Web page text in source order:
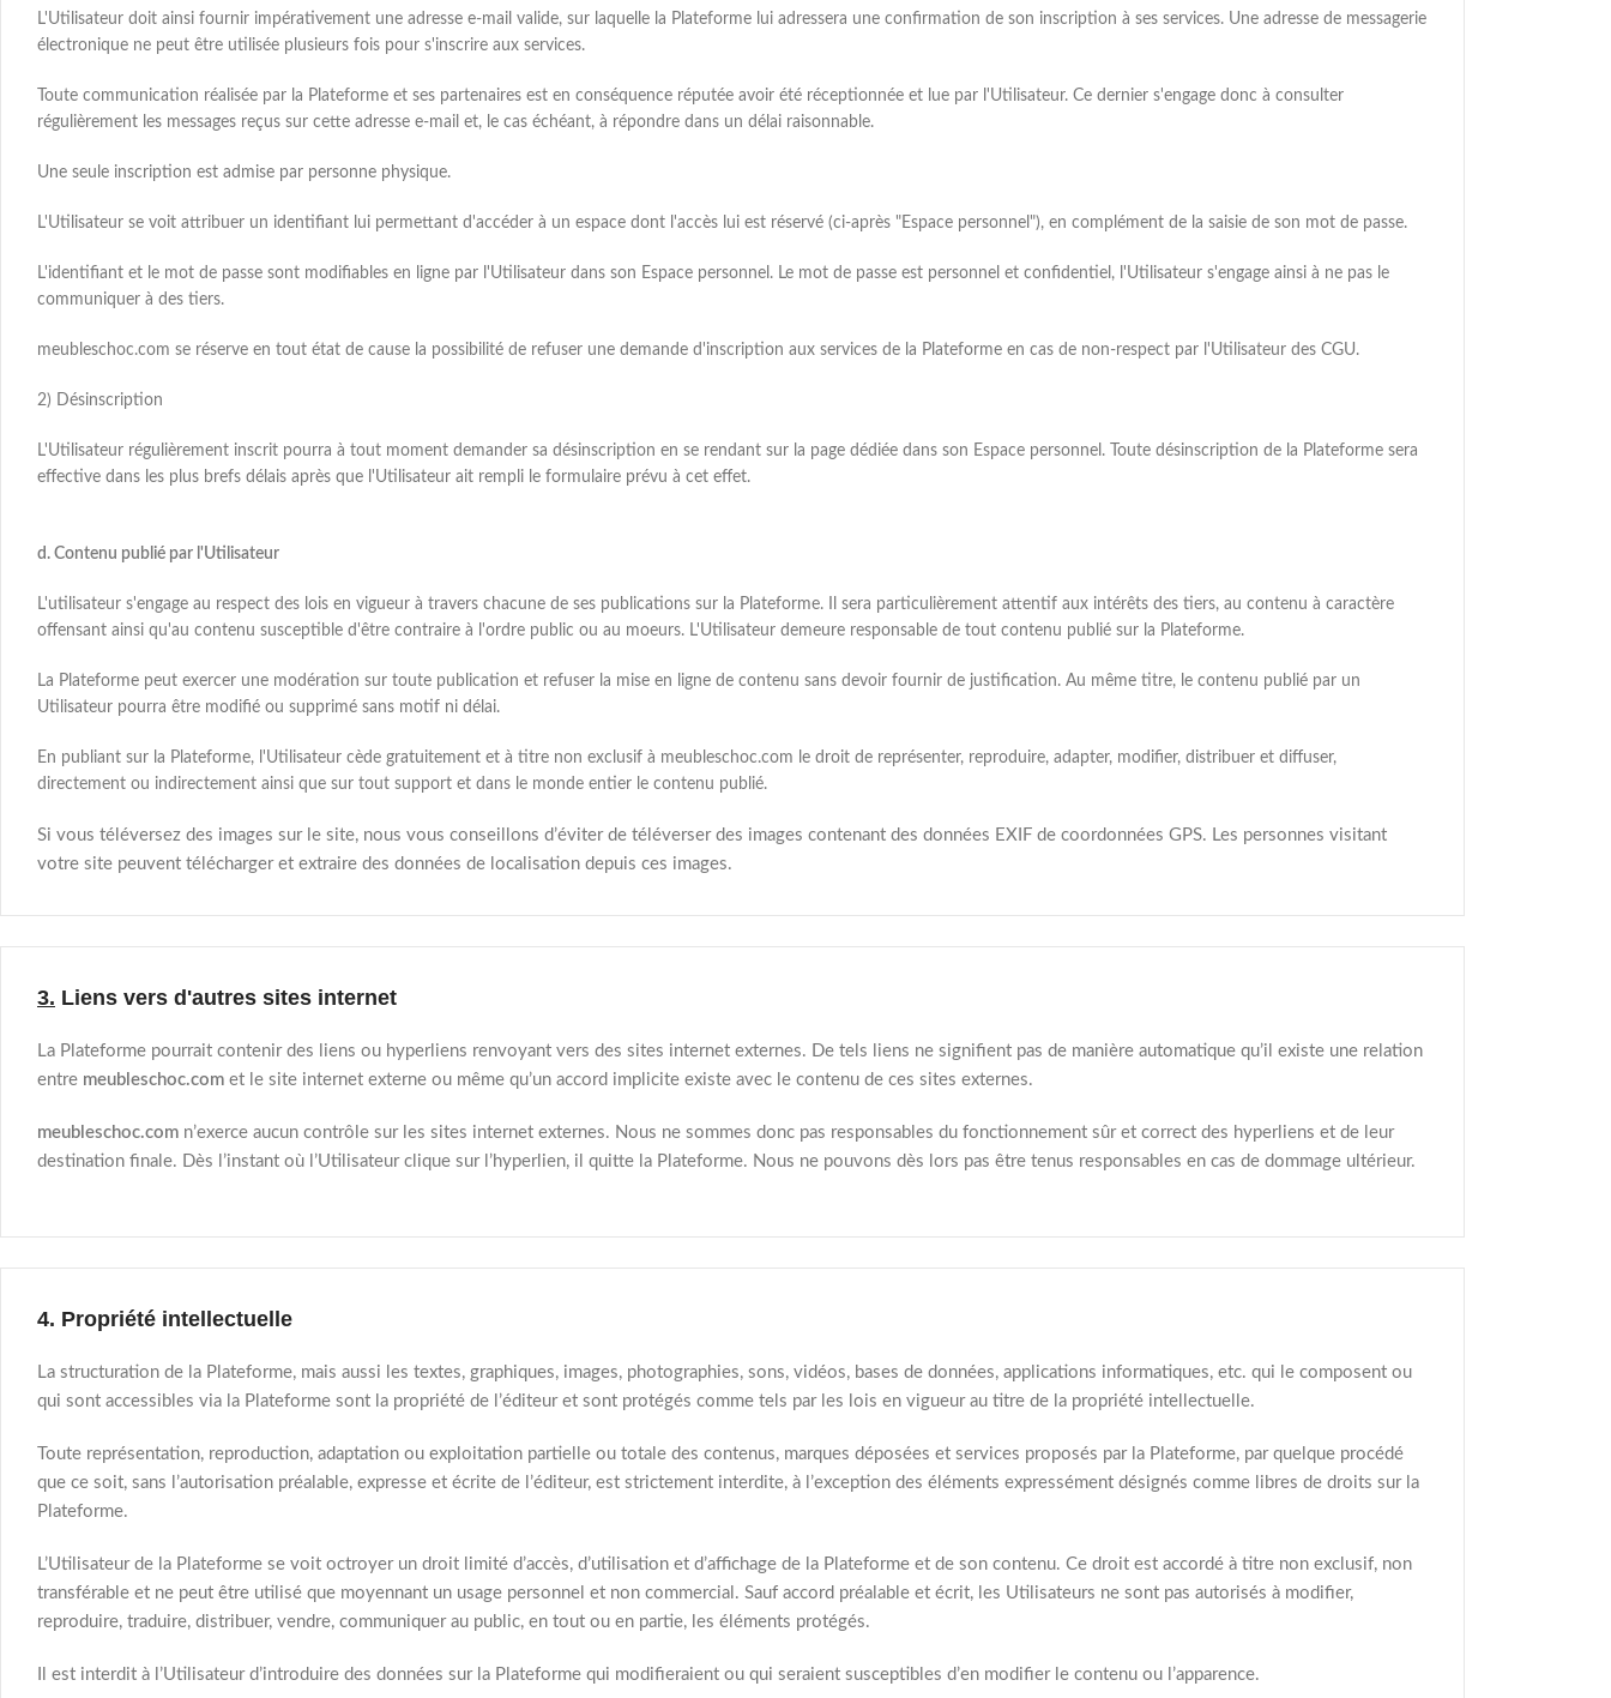
L'Utilisateur doit ainsi fournir impérativement une adresse e-mail valide, sur laquelle la Plateforme lui adressera une confirmation de son inscription à ses services. Une adresse de messagerie
électronique ne peut être utilisée plusieurs fois pour s'inscrire aux services.
Toute communication réalisée par la Plateforme et ses partenaires est en conséquence réputée avoir été réceptionnée et lue par l'Utilisateur. Ce dernier s'engage donc à consulter
régulièrement les messages reçus sur cette adresse e-mail et, le cas échéant, à répondre dans un délai raisonnable.
Une seule inscription est admise par personne physique.
L'Utilisateur se voit attribuer un identifiant lui permettant d'accéder à un espace dont l'accès lui est réservé (ci-après "Espace personnel"), en complément de la saisie de son mot de passe.
L'identifiant et le mot de passe sont modifiables en ligne par l'Utilisateur dans son Espace personnel. Le mot de passe est personnel et confidentiel, l'Utilisateur s'engage ainsi à ne pas le
communiquer à des tiers.
meubleschoc.com se réserve en tout état de cause la possibilité de refuser une demande d'inscription aux services de la Plateforme en cas de non-respect par l'Utilisateur des CGU.
2) Désinscription
L'Utilisateur régulièrement inscrit pourra à tout moment demander sa désinscription en se rendant sur la page dédiée dans son Espace personnel. Toute désinscription de la Plateforme sera
effective dans les plus brefs délais après que l'Utilisateur ait rempli le formulaire prévu à cet effet.
d. Contenu publié par l'Utilisateur
L'utilisateur s'engage au respect des lois en vigueur à travers chacune de ses publications sur la Plateforme. Il sera particulièrement attentif aux intérêts des tiers, au contenu à caractère
offensant ainsi qu'au contenu susceptible d'être contraire à l'ordre public ou au moeurs. L'Utilisateur demeure responsable de tout contenu publié sur la Plateforme.
La Plateforme peut exercer une modération sur toute publication et refuser la mise en ligne de contenu sans devoir fournir de justification. Au même titre, le contenu publié par un
Utilisateur pourra être modifié ou supprimé sans motif ni délai.
En publiant sur la Plateforme, l'Utilisateur cède gratuitement et à titre non exclusif à meubleschoc.com le droit de représenter, reproduire, adapter, modifier, distribuer et diffuser,
directement ou indirectement ainsi que sur tout support et dans le monde entier le contenu publié.
Si vous téléversez des images sur le site, nous vous conseillons d’éviter de téléverser des images contenant des données EXIF de coordonnées GPS. Les personnes visitant
votre site peuvent télécharger et extraire des données de localisation depuis ces images.
3. Liens vers d'autres sites internet
La Plateforme pourrait contenir des liens ou hyperliens renvoyant vers des sites internet externes. De tels liens ne signifient pas de manière automatique qu’il existe une relation
entre meubleschoc.com et le site internet externe ou même qu’un accord implicite existe avec le contenu de ces sites externes.
meubleschoc.com n’exerce aucun contrôle sur les sites internet externes. Nous ne sommes donc pas responsables du fonctionnement sûr et correct des hyperliens et de leur
destination finale. Dès l’instant où l’Utilisateur clique sur l’hyperlien, il quitte la Plateforme. Nous ne pouvons dès lors pas être tenus responsables en cas de dommage ultérieur.
4. Propriété intellectuelle​
La structuration de la Plateforme, mais aussi les textes, graphiques, images, photographies, sons, vidéos, bases de données, applications informatiques, etc. qui le composent ou
qui sont accessibles via la Plateforme sont la propriété de l’éditeur et sont protégés comme tels par les lois en vigueur au titre de la propriété intellectuelle.
Toute représentation, reproduction, adaptation ou exploitation partielle ou totale des contenus, marques déposées et services proposés par la Plateforme, par quelque procédé
que ce soit, sans l’autorisation préalable, expresse et écrite de l’éditeur, est strictement interdite, à l’exception des éléments expressément désignés comme libres de droits sur la
Plateforme.
L’Utilisateur de la Plateforme se voit octroyer un droit limité d’accès, d’utilisation et d’affichage de la Plateforme et de son contenu. Ce droit est accordé à titre non exclusif, non
transférable et ne peut être utilisé que moyennant un usage personnel et non commercial. Sauf accord préalable et écrit, les Utilisateurs ne sont pas autorisés à modifier,
reproduire, traduire, distribuer, vendre, communiquer au public, en tout ou en partie, les éléments protégés.
Il est interdit à l’Utilisateur d’introduire des données sur la Plateforme qui modifieraient ou qui seraient susceptibles d’en modifier le contenu ou l’apparence.